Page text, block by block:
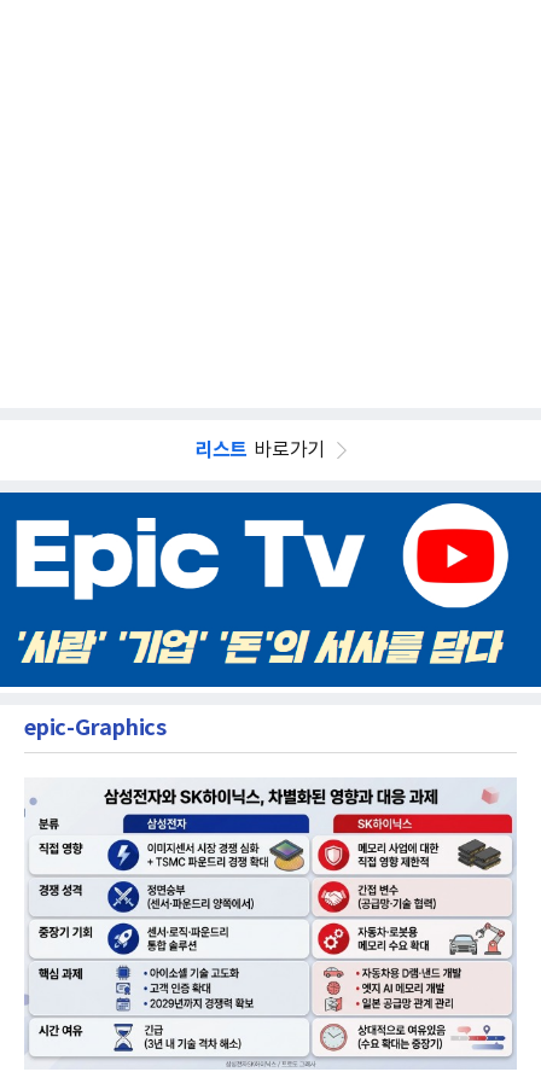
리스트 바로가기
epic-Graphics